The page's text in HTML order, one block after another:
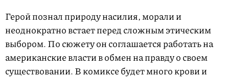
Герой познал природу насилия, морали и
неоднократно встает перед сложным этическим
выбором. По сюжету он соглашается работать на
американские власти в обмен на правду о своем
существовании. В комиксе будет много крови и